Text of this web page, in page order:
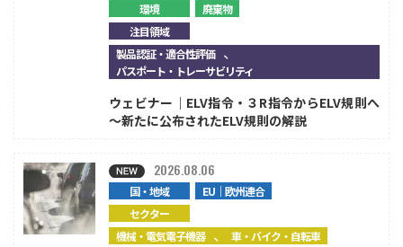
環境
廃棄物
注目領域
製品認証・適合性評価 、
パスポート・トレーサビリティ
ウェビナー｜ELV指令・３R指令からELV規則へ
～新たに公布されたELV規則の解説
国・地域
EU｜欧州連合
セクター
機械・電気電子機器 、車・バイク・自転車
2026.08.06